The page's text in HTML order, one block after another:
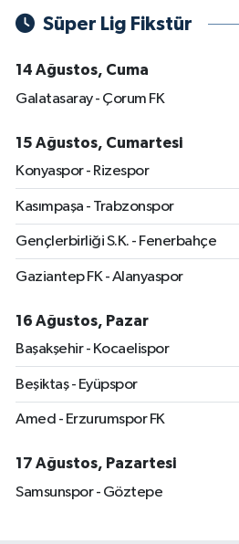
Süper Lig Fikstür
14 Ağustos, Cuma
Galatasaray - Çorum FK
15 Ağustos, Cumartesi
Konyaspor - Rizespor
Kasımpaşa - Trabzonspor
Gençlerbirliği S.K. - Fenerbahçe
Gaziantep FK - Alanyaspor
16 Ağustos, Pazar
Başakşehir - Kocaelispor
Beşiktaş - Eyüpspor
Amed - Erzurumspor FK
17 Ağustos, Pazartesi
Samsunspor - Göztepe